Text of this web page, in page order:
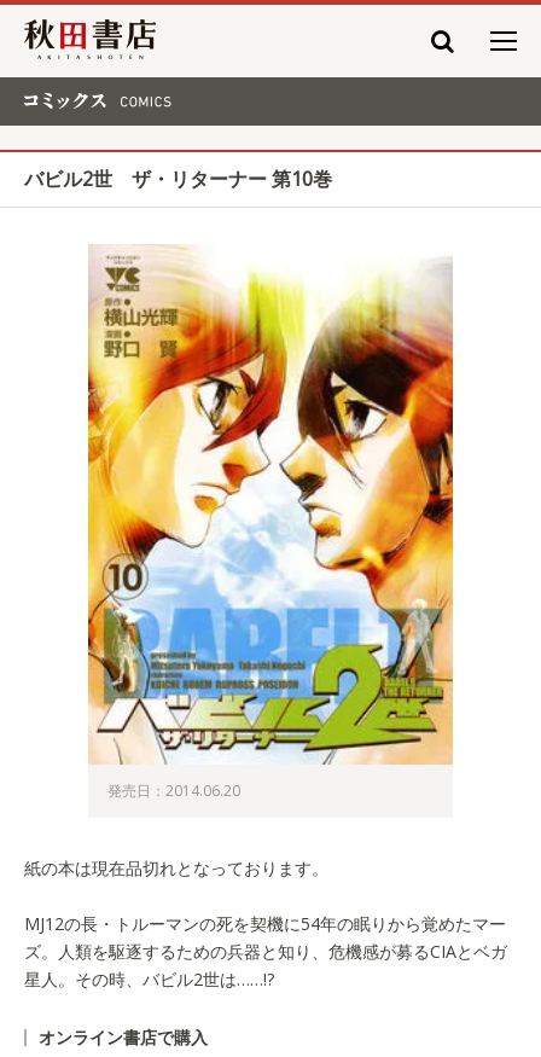
秋田書店
バビル2世 ザ・リターナー 第10巻
発売日：2014.06.20
紙の本は現在品切れとなっております。
MJ12の長・トルーマンの死を契機に54年の眠りから覚めたマー
ズ。人類を駆逐するための兵器と知り、危機感が募るCIAとベガ
星人。その時、バビル2世は……!?
オンライン書店で購入